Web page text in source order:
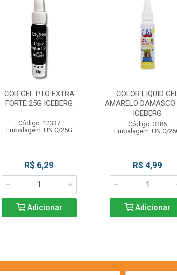
COR GEL PTO EXTRA
FORTE 25G ICEBERG
Código: 12337
Embalagem: UN C/25G
R$ 6,29
Adicionar
COLOR LIQUID
AMARELO DAMASCO
ICEBERG
Código: 3286
Embalagem: UN C/
R$ 4,99
Adicionar